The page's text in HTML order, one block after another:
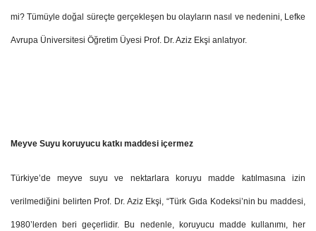
mi? Tümüyle doğal süreçte gerçekleşen bu olayların nasıl ve nedenini, Lefke
Avrupa Üniversitesi Öğretim Üyesi Prof. Dr. Aziz Ekşi anlatıyor.
Meyve Suyu koruyucu katkı maddesi içermez
Türkiye’de meyve suyu ve nektarlara koruyu madde katılmasına izin
verilmediğini belirten Prof. Dr. Aziz Ekşi, “Türk Gıda Kodeksi’nin bu maddesi,
1980’lerden beri geçerlidir. Bu nedenle, koruyucu madde kullanımı, her